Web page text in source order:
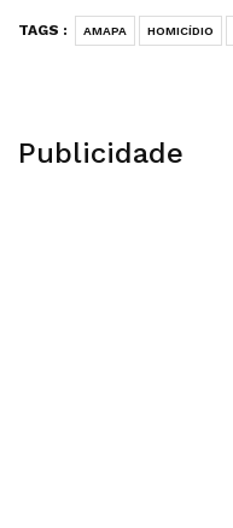
TAGS : AMAPA HOMICÍDIO
Publicidade